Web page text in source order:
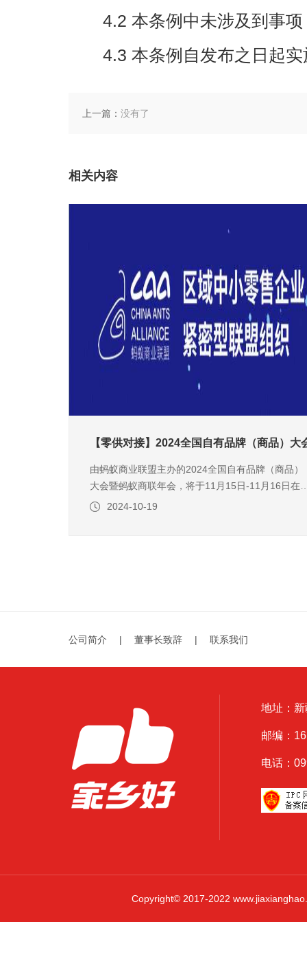
4.2 本条例中未涉及到事项
4.3 本条例自发布之日起实
上一篇： 没有了
相关内容
【零供对接】2024全国自有品牌（商品）
由蚂蚁商业联盟主办的2024全国自有品牌（商品）
大会暨蚂蚁商联年会，将于11月15日-11月16日在
南长沙举办，本次大会整合了行业内优秀的零售商
2024-10-19
公司简介 | 董事长致辞 | 联系我们
地址：
邮编：
电话：
Copyright© 2017-2022